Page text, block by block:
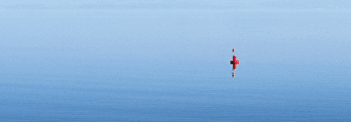
Exporter uniquement les colonnes affichées